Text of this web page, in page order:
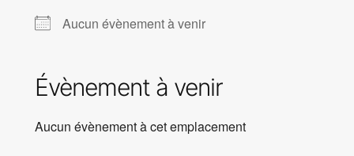
Aucun évènement à venir
Évènement à venir
Aucun évènement à cet emplacement